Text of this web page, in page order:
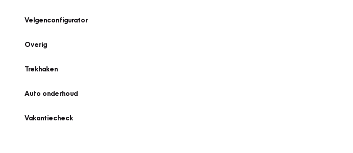
Velgenconfigurator
Overig
Trekhaken
Auto onderhoud
Vakantiecheck